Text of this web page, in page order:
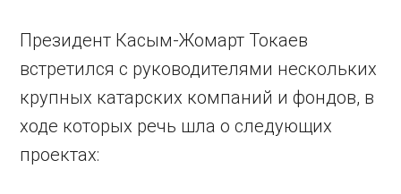
Президент Касым-Жомарт Токаев
встретился с руководителями нескольких
крупных катарских компаний и фондов, в
ходе которых речь шла о следующих
проектах: